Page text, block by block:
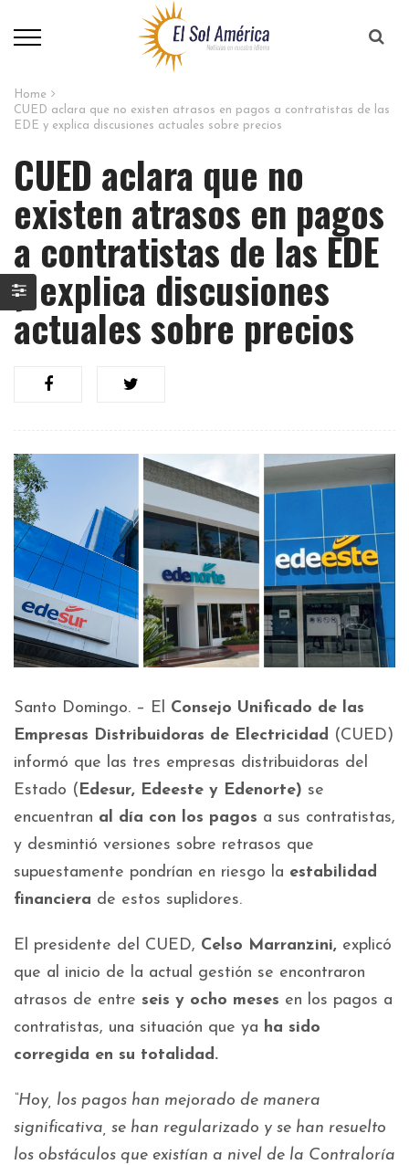
Home
CUED aclara que no existen atrasos en pagos a contratistas de las
EDE y explica discusiones actuales sobre precios
CUED aclara que no
existen atrasos en pagos
a contratistas de las EDE
y explica discusiones
actuales sobre precios
Santo Domingo. – El Consejo Unificado de las
Empresas Distribuidoras de Electricidad (CUED)
informó que las tres empresas distribuidoras del
Estado ( Edesur, Edeeste y Edenorte) se
encuentran al día con los pagos a sus contratistas,
y desmintió versiones sobre retrasos que
supuestamente pondrían en riesgo la estabilidad
financiera de estos suplidores.
El presidente del CUED, Celso Marranzini, explicó
que al inicio de la actual gestión se encontraron
atrasos de entre seis y ocho meses en los pagos a
contratistas, una situación que ya ha sido
corregida en su totalidad.
“Hoy, los pagos han mejorado de manera
significativa, se han regularizado y se han resuelto
los obstáculos que existían a nivel de la Contraloría